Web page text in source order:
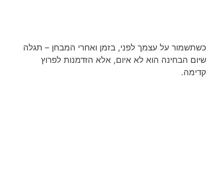
כשתשמור על עצמך לפני, בזמן ואחרי המבחן – תגלה
שיום הבחינה הוא לא איום, אלא הזדמנות לפרוץ
קדימה.